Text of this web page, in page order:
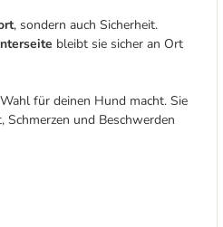
, sondern auch Sicherheit.
bleibt sie sicher an Ort
für deinen Hund macht. Sie
und Beschwerden